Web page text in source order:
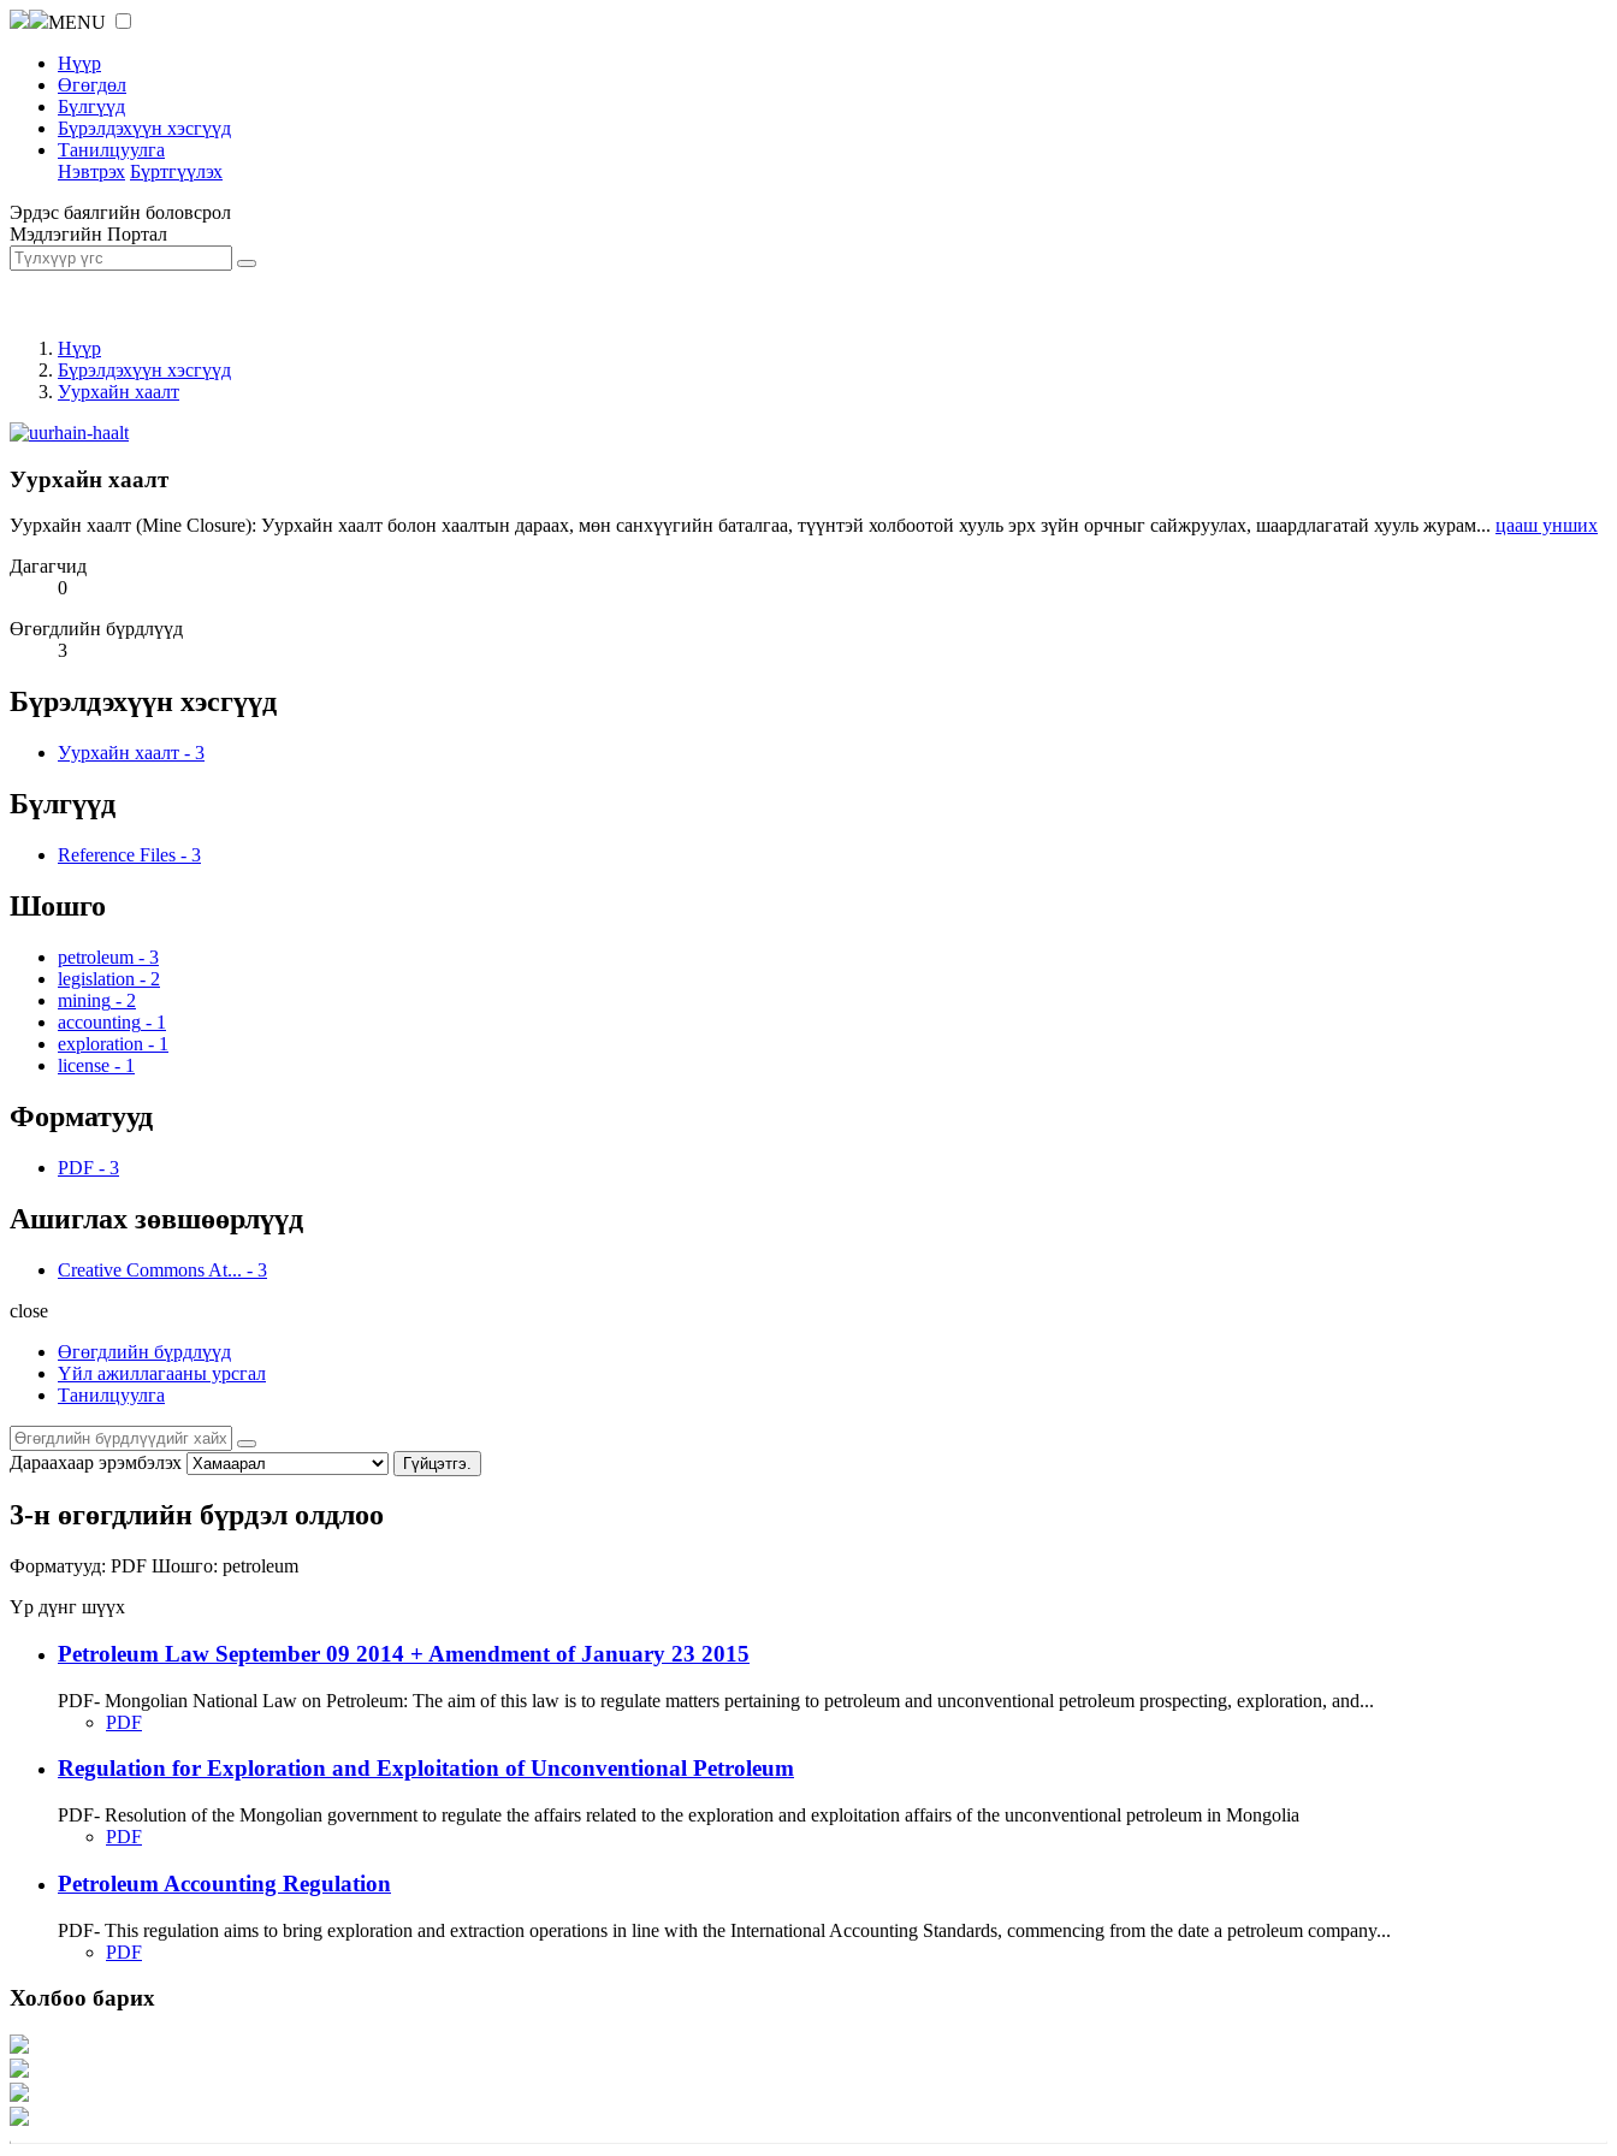
MENU
Нүүр
Өгөгдөл
Бүлгүүд
Бүрэлдэхүүн хэсгүүд
Танилцуулга
Нэвтрэх Бүртгүүлэх
Эрдэс баялгийн боловсрол
Мэдлэгийн Портал
Нүүр
Бүрэлдэхүүн хэсгүүд
Уурхайн хаалт
Уурхайн хаалт
Уурхайн хаалт (Mine Closure): Уурхайн хаалт болон хаалтын дараах, мөн санхүүгийн баталгаа, түүнтэй холбоотой хууль эрх зүйн орчныг сайжруулах, шаардлагатай хууль журам... цааш унших
Дагагчид
0
Өгөгдлийн бүрдлүүд
3
Бүрэлдэхүүн хэсгүүд
Уурхайн хаалт - 3
Бүлгүүд
Reference Files - 3
Шошго
petroleum - 3
legislation - 2
mining - 2
accounting - 1
exploration - 1
license - 1
Форматууд
PDF - 3
Ашиглах зөвшөөрлүүд
Creative Commons At... - 3
close
Өгөгдлийн бүрдлүүд
Үйл ажиллагааны урсгал
Танилцуулга
Дараахаар эрэмбэлэх Гүйцэтгэ.
3-н өгөгдлийн бүрдэл олдлоо
Форматууд: PDF Шошго: petroleum
Үр дүнг шүүх
Petroleum Law September 09 2014 + Amendment of January 23 2015
PDF- Mongolian National Law on Petroleum: The aim of this law is to regulate matters pertaining to petroleum and unconventional petroleum prospecting, exploration, and...
PDF
Regulation for Exploration and Exploitation of Unconventional Petroleum
PDF- Resolution of the Mongolian government to regulate the affairs related to the exploration and exploitation affairs of the unconventional petroleum in Mongolia
PDF
Petroleum Accounting Regulation
PDF- This regulation aims to bring exploration and extraction operations in line with the International Accounting Standards, commencing from the date a petroleum company...
PDF
Холбоо барих